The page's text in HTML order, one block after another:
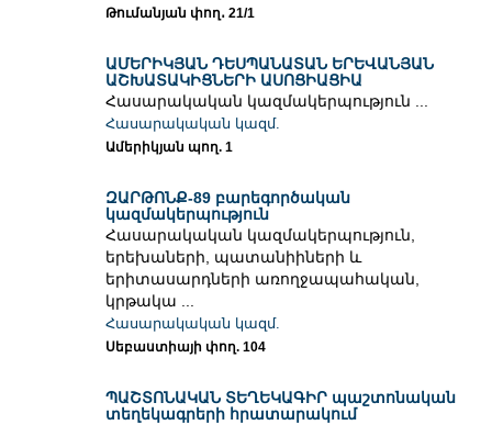
Թումանյան փող․ 21/1
ԱՄԵՐԻԿՅԱՆ ԴԵՍՊԱՆԱՏԱՆ ԵՐԵՎԱՆՅԱՆ
ԱՇԽԱՏԱԿԻՑՆԵՐԻ ԱՍՈՑԻԱՑԻԱ
Հասարակական կազմակերպություն ...
Հասարակական կազմ.
Ամերիկյան պող. 1
ԶԱՐԹՈՆՔ-89 բարեգործական
կազմակերպություն
Հասարակական կազմակերպություն,
երեխաների, պատանիիների և
երիտասարդների առողջապահական,
կրթակա ...
Հասարակական կազմ.
Սեբաստիայի փող. 104
ՊԱՇՏՈՆԱԿԱՆ ՏԵՂԵԿԱԳԻՐ պաշտոնական
տեղեկագրերի հրատարակում